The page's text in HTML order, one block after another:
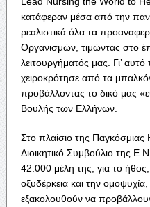
κατάφεραν μέσα από την
ρεαλιστικά όλα τα
Οργανισμών, τιμώντας στο
λειτουργήματός μας. Γι’
χειροκρότησε από τα
προβάλλοντας το δικό μας
Βουλής των Ελλήνων.
Στο πλαίσιο της
Διοικητικό Συμβούλιο της
42.000 μέλη της, για το
οξυδέρκεια και την ομοψυχία,
εξακολουθούν να